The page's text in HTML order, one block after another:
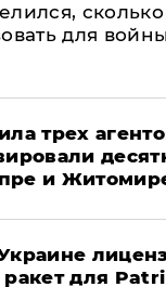
для
трех
и
ракет для